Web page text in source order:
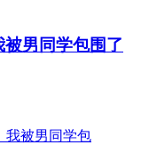
男同学包围了